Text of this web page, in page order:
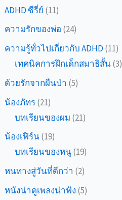
ADHD ซีรี่ย์(11)
ความรักของพ่อ (24)
ความรู้ทั่วไปเกี่ยวกับ ADHD (11)
เทคนิคการฝึกเด็กสมาธิสั้น(3)
ด้วยรักจากผืนป่า (5)
น้องภัทร(21)
บทเรียนของผม (21)
น้องเฟิร์น(19)
บทเรียนของหนู(19)
หนทางสู่วันที่ดีกว่า (2)
หนังน่าดูเพลงน่าฟัง (5)